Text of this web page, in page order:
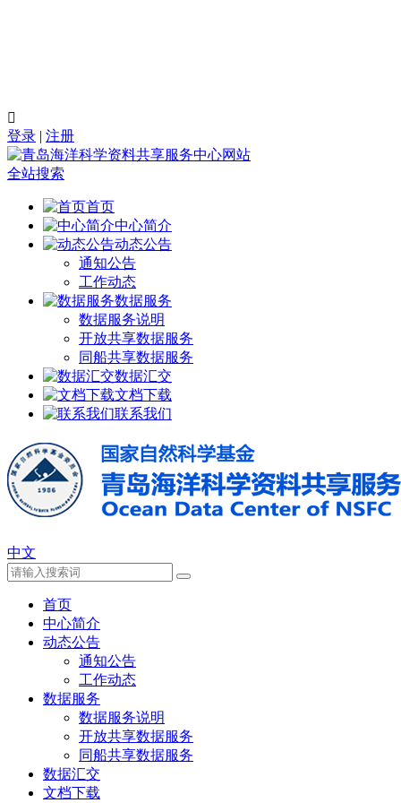

登录 | 注册
全站搜索
首页
中心简介
动态公告
通知公告
工作动态
数据服务
数据服务说明
开放共享数据服务
同船共享数据服务
数据汇交
文档下载
联系我们
中文
首页
中心简介
动态公告
通知公告
工作动态
数据服务
数据服务说明
开放共享数据服务
同船共享数据服务
数据汇交
文档下载